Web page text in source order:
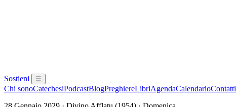
Sostieni ☰
Chi sonoCatechesiPodcastBlogPreghiereLibriAgendaCalendarioContatti